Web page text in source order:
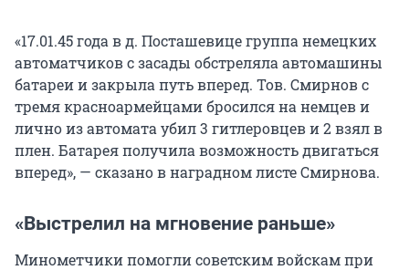
«17.01.45 года в д. Посташевице группа немецких
автоматчиков с засады обстреляла автомашины
батареи и закрыла путь вперед. Тов. Смирнов с
тремя красноармейцами бросился на немцев и
лично из автомата убил 3 гитлеровцев и 2 взял в
плен. Батарея получила возможность двигаться
вперед», — сказано в наградном листе Смирнова.
«Выстрелил на мгновение раньше»
Минометчики помогли советским войскам при